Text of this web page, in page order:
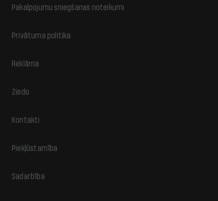
Pakalpojumu sniegšanas noteikumi
Privātuma politika
Reklāma
Ziedo
Kontakti
Piekļūstamība
Sadarbība